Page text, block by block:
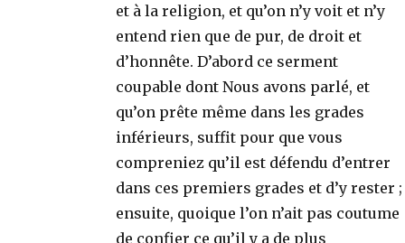
et à la religion, et qu’on n’y voit et n’y
entend rien que de pur, de droit et
d’honnête. D’abord ce serment
coupable dont Nous avons parlé, et
qu’on prête même dans les grades
inférieurs, suffit pour que vous
compreniez qu’il est défendu d’entrer
dans ces premiers grades et d’y rester ;
ensuite, quoique l’on n’ait pas coutume
de confier ce qu’il y a de plus